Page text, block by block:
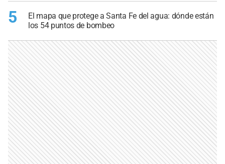
5
El mapa que protege a Santa Fe del agua: dónde están
los 54 puntos de bombeo